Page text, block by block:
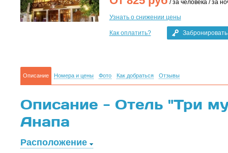
/ за человека / за
Узнать о снижении цены
Как оплатить? Забронировать
Описание Номера и цены Фото Как добраться Отзывы
Описание - Отель "Три
Анапа
Расположение